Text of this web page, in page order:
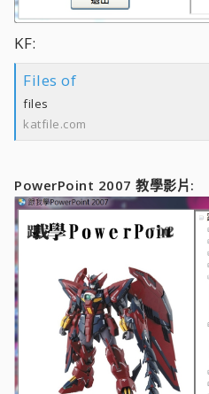
KF:
Files of
files
katfile.com
PowerPoint 2007 教學影片: